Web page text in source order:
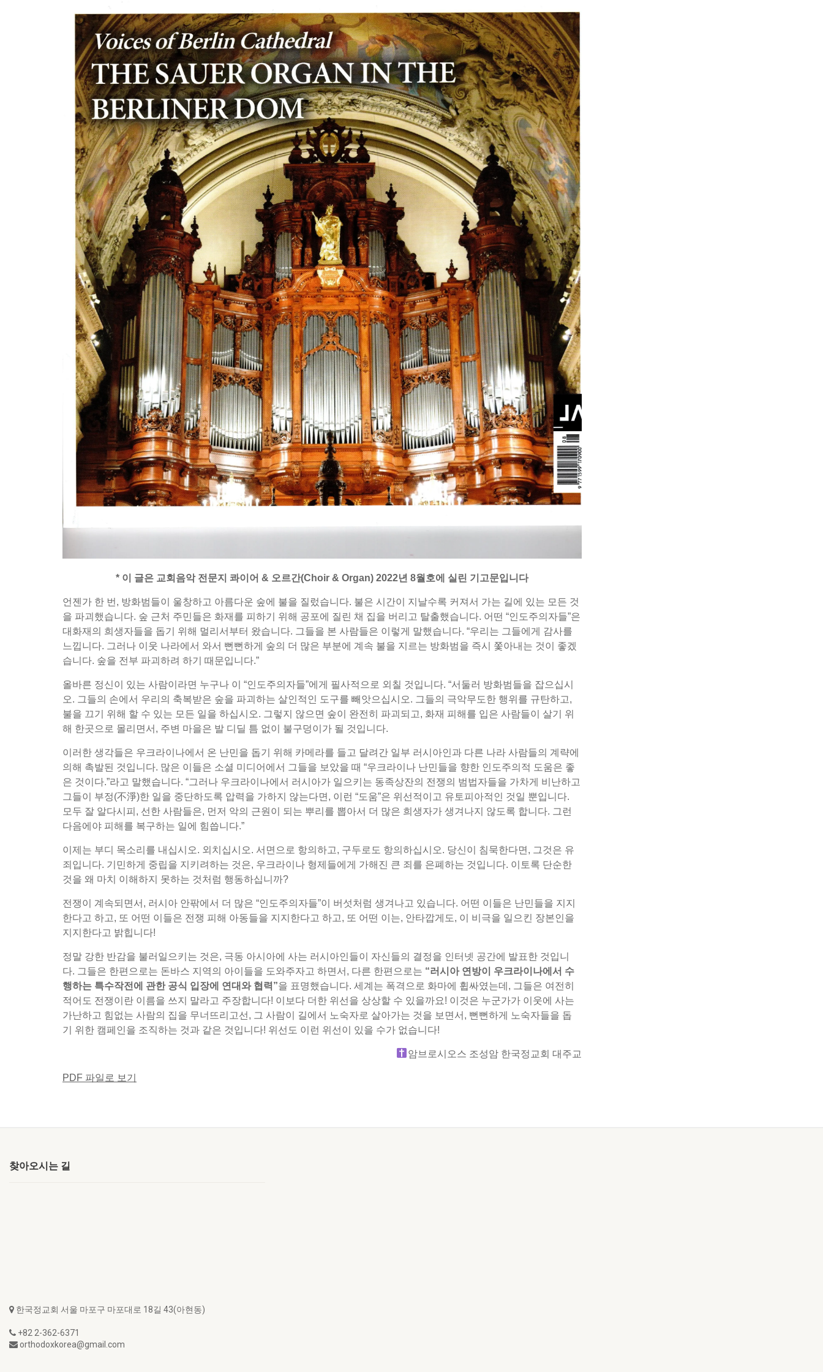
* 이 글은 교회음악 전문지 콰이어 & 오르간(Choir & Organ) 2022년 8월호에 실린 기고문입니다
언젠가 한 번, 방화범들이 울창하고 아름다운 숲에 불을 질렀습니다. 불은 시간이 지날수록 커져서 가는 길에 있는 모든 것
을 파괴했습니다. 숲 근처 주민들은 화재를 피하기 위해 공포에 질린 채 집을 버리고 탈출했습니다. 어떤 “인도주의자들”은
대화재의 희생자들을 돕기 위해 멀리서부터 왔습니다. 그들을 본 사람들은 이렇게 말했습니다. “우리는 그들에게 감사를
느낍니다. 그러나 이웃 나라에서 와서 뻔뻔하게 숲의 더 많은 부분에 계속 불을 지르는 방화범을 즉시 쫓아내는 것이 좋겠
습니다. 숲을 전부 파괴하려 하기 때문입니다.”
올바른 정신이 있는 사람이라면 누구나 이 “인도주의자들”에게 필사적으로 외칠 것입니다. “서둘러 방화범들을 잡으십시
오. 그들의 손에서 우리의 축복받은 숲을 파괴하는 살인적인 도구를 빼앗으십시오. 그들의 극악무도한 행위를 규탄하고,
불을 끄기 위해 할 수 있는 모든 일을 하십시오. 그렇지 않으면 숲이 완전히 파괴되고, 화재 피해를 입은 사람들이 살기 위
해 한곳으로 몰리면서, 주변 마을은 발 디딜 틈 없이 불구덩이가 될 것입니다.
이러한 생각들은 우크라이나에서 온 난민을 돕기 위해 카메라를 들고 달려간 일부 러시아인과 다른 나라 사람들의 계략에
의해 촉발된 것입니다. 많은 이들은 소셜 미디어에서 그들을 보았을 때 “우크라이나 난민들을 향한 인도주의적 도움은 좋
은 것이다.”라고 말했습니다. “그러나 우크라이나에서 러시아가 일으키는 동족상잔의 전쟁의 범법자들을 가차게 비난하고
그들이 부정(不淨)한 일을 중단하도록 압력을 가하지 않는다면, 이런 “도움”은 위선적이고 유토피아적인 것일 뿐입니다.
모두 잘 알다시피, 선한 사람들은, 먼저 악의 근원이 되는 뿌리를 뽑아서 더 많은 희생자가 생겨나지 않도록 합니다. 그런
다음에야 피해를 복구하는 일에 힘씁니다.”
이제는 부디 목소리를 내십시오. 외치십시오. 서면으로 항의하고, 구두로도 항의하십시오. 당신이 침묵한다면, 그것은 유
죄입니다. 기민하게 중립을 지키려하는 것은, 우크라이나 형제들에게 가해진 큰 죄를 은폐하는 것입니다. 이토록 단순한
것을 왜 마치 이해하지 못하는 것처럼 행동하십니까?
전쟁이 계속되면서, 러시아 안팎에서 더 많은 “인도주의자들”이 버섯처럼 생겨나고 있습니다. 어떤 이들은 난민들을 지지
한다고 하고, 또 어떤 이들은 전쟁 피해 아동들을 지지한다고 하고, 또 어떤 이는, 안타깝게도, 이 비극을 일으킨 장본인을
지지한다고 밝힙니다!
정말 강한 반감을 불러일으키는 것은, 극동 아시아에 사는 러시아인들이 자신들의 결정을 인터넷 공간에 발표한 것입니
다. 그들은 한편으로는 돈바스 지역의 아이들을 도와주자고 하면서, 다른 한편으로는 “러시아 연방이 우크라이나에서 수
행하는 특수작전에 관한 공식 입장에 연대와 협력 ”을 표명했습니다. 세계는 폭격으로 화마에 휩싸였는데, 그들은 여전히
적어도 전쟁이란 이름을 쓰지 말라고 주장합니다! 이보다 더한 위선을 상상할 수 있을까요! 이것은 누군가가 이웃에 사는
가난하고 힘없는 사람의 집을 무너뜨리고선, 그 사람이 길에서 노숙자로 살아가는 것을 보면서, 뻔뻔하게 노숙자들을 돕
기 위한 캠페인을 조직하는 것과 같은 것입니다! 위선도 이런 위선이 있을 수가 없습니다!
암브로시오스 조성암 한국정교회 대주교
PDF 파일로 보기
찾아오시는 길
한국정교회 서울 마포구 마포대로 18길 43(아현동)
+82 2-362-6371
orthodoxkorea@gmail.com